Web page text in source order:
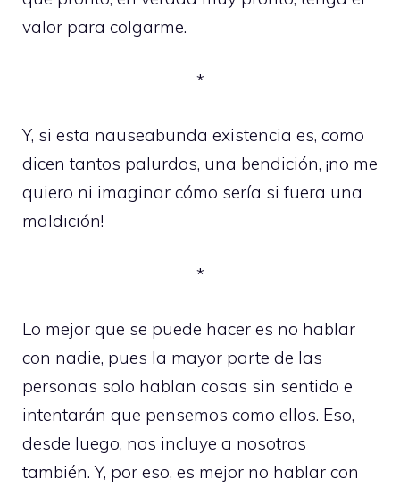
valor para colgarme.
*
Y, si esta nauseabunda existencia es, como
dicen tantos palurdos, una bendición, ¡no me
quiero ni imaginar cómo sería si fuera una
maldición!
*
Lo mejor que se puede hacer es no hablar
con nadie, pues la mayor parte de las
personas solo hablan cosas sin sentido e
intentarán que pensemos como ellos. Eso,
desde luego, nos incluye a nosotros
también. Y, por eso, es mejor no hablar con